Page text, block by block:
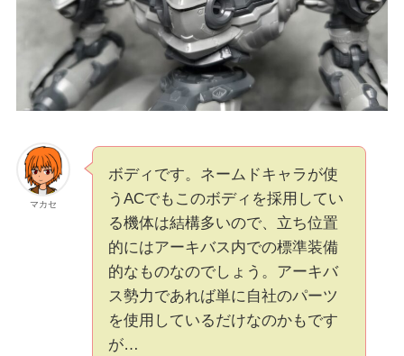
マカセ
ボディです。ネームドキャラが使
うACでもこのボディを採用してい
る機体は結構多いので、立ち位置
的にはアーキバス内での標準装備
的なものなのでしょう。アーキバ
ス勢力であれば単に自社のパーツ
を使用しているだけなのかもです
が…